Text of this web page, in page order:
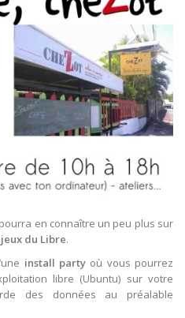
en connaître un peu plus sur
du Libre.
install party où vous pourrez
libre (Ubuntu) sur votre
des données au préalable